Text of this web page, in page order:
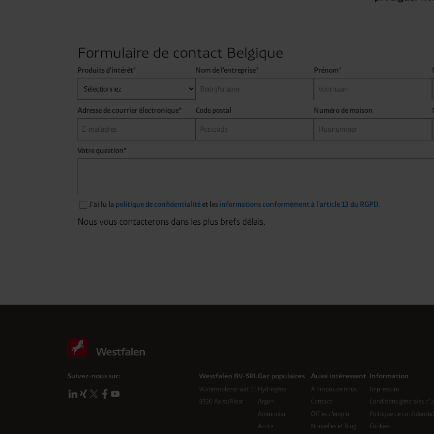
Formulaire de contact Belgique
Produits d'intérêt* Nom de l'entreprise* Prénom*
Adresse de courrier électronique* Code postal Numéro de maison
Votre question*
J'ai lu la politique de confidentialité et les informations conformément à l'article 13 du RGPD.
Nous vous contacterons dans les plus brefs délais.
Suivez-nous sur:
Westfalen BV-SRL
Watermolenstraat 11
9320 Aalst/Alost
Gaz populaires
Hydrogène
Argon
Ammoniac
Azote
Aussi intéressant
A propos de nous
Contact
Offres d'emploi
Nouvelles et Blog
Information
Impressum
Conditions générales
Politique de
Cookies